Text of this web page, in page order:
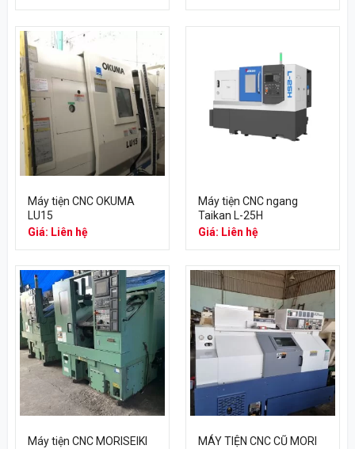
Máy tiện CNC OKUMA
LU15
Giá: Liên hệ
Máy tiện CNC ngang
Taikan L-25H
Giá: Liên hệ
Máy tiện CNC MORISEIKI
MÁY TIỆN CNC CŨ MORI